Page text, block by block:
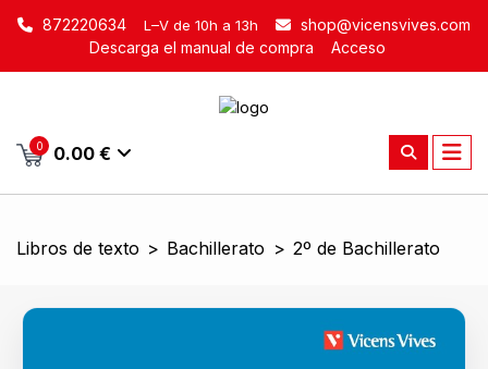
872220634 L–V de 10h a 13h
shop@vicensvives.com
Descarga el manual de compra
Acceso
0 0.00 €
Libros de texto > Bachillerato > 2º de Bachillerato